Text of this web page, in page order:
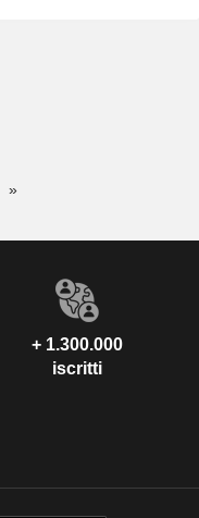
+ 1.300.000
iscritti